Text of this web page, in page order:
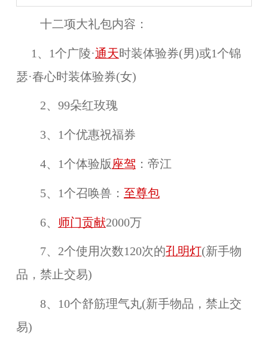
十二项大礼包内容：
1、1个广陵·通天时装体验券(男)或1个锦
瑟·春心时装体验券(女)
2、99朵红玫瑰
3、1个优惠祝福券
4、1个体验版 座驾 ：帝江
5、1个召唤兽： 至尊包
6、 师门贡献2000万
7、2个使用次数120次的孔明灯(新手物
品，禁止交易)
8、10个舒筋理气丸(新手物品，禁止交
易)